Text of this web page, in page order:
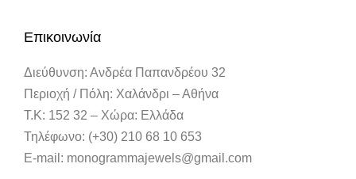
Επικοινωνία
Διεύθυνση: Ανδρέα Παπανδρέου 32
Περιοχή / Πόλη: Χαλάνδρι – Αθήνα
Τ.Κ: 152 32 – Χώρα: Ελλάδα
Τηλέφωνο: (+30) 210 68 10 653
E-mail: monogrammajewels@gmail.com